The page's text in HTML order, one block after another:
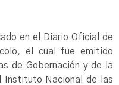
en el Diario Oficial de
el cual fue emitido
de Gobernación y de la
Instituto Nacional de las